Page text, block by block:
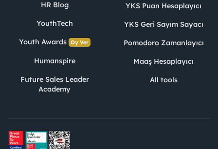
HR Blog
YouthTech
Youth Awards Oy Ver
Humanspire
Future Sales Leader
Academy
YKS Puan Hesaplayıcı
YKS Geri Sayım Sayacı
Pomodoro Zamanlayıcı
Maaş Hesaplayıcı
All tools